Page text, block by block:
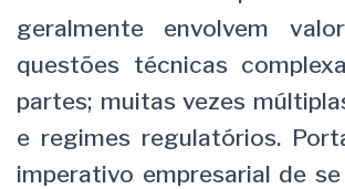
geralmente envolvem
questões técnicas
partes; muitas vezes
e regimes regulatórios.
imperativo empresarial de